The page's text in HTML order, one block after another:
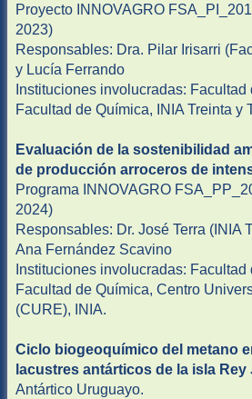
Proyecto INNOVAGRO
2023)
Responsables: Dra. Pilar Irisarri
y Lucía Ferrando
Instituciones involucradas: Facultad
Facultad de Química, INIA Treinta y
Evaluación de la sostenibilidad
de producción arroceros de
Programa INNOVAGRO
2024)
Responsables: Dr. José Terra (INIA
Ana Fernández Scavino
Instituciones involucradas: Facultad
Facultad de Química, Centro
(CURE), INIA.
Ciclo biogeoquímico del metano
lacustres antárticos de la isla Rey
Antártico Uruguayo.